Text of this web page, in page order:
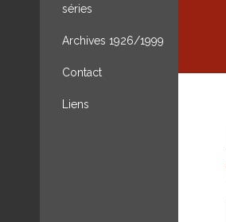
séries
Archives 1926/1999
Contact
Liens